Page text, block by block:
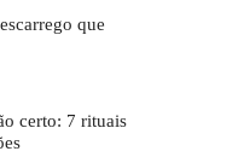
que
certo: 7 rituais